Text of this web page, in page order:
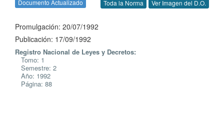
Documento Actualizado Toda la Norma Ver Imagen del D.O.
Promulgación: 20/07/1992
Publicación: 17/09/1992
Registro Nacional de Leyes y Decretos:
Tomo: 1
Semestre: 2
Año: 1992
Página: 88